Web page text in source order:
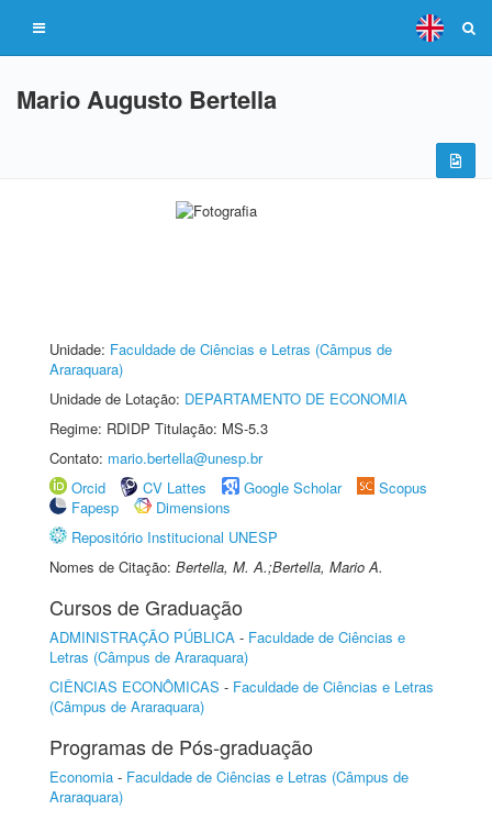
Mario Augusto Bertella
Unidade: Faculdade de Ciências e Letras (Câmpus de
Araraquara)
Unidade de Lotação: DEPARTAMENTO DE ECONOMIA
Regime: RDIDP Titulação: MS-5.3
Contato: mario.bertella@unesp.br
Orcid
CV Lattes Google Scholar
Scopus
Fapesp
Dimensions
Repositório Institucional UNESP
Nomes de Citação: Bertella, M. A.;Bertella, Mario A.
Cursos de Graduação
ADMINISTRAÇÃO PÚBLICA - Faculdade de Ciências e
Letras (Câmpus de Araraquara)
CIÊNCIAS ECONÔMICAS - Faculdade de Ciências e Letras
(Câmpus de Araraquara)
Programas de Pós-graduação
Economia - Faculdade de Ciências e Letras (Câmpus de
Araraquara)